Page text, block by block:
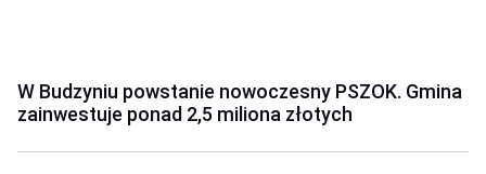
W Budzyniu powstanie nowoczesny PSZOK. Gmina
zainwestuje ponad 2,5 miliona złotych